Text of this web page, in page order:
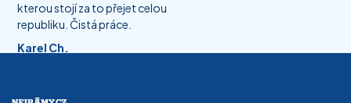
kterou stojí za to přejet celou
republiku. Čistá práce.
Karel Ch.